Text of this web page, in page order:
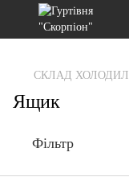
gtag('js', new Date());
СКЛАД
Ящик
Фільтр